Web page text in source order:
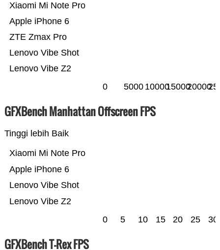
Lenovo Vibe Z2
Lenovo Vibe Shot
ZTE Zmax Pro
Apple iPhone 6
Xiaomi Mi Note Pro
0 5000 100001500020000
GFXBench Manhattan Offscreen FPS
Tinggi lebih Baik
Lenovo Vibe Z2
Lenovo Vibe Shot
Apple iPhone 6
Xiaomi Mi Note Pro
0 5 10 15 20 25 30
GFXBench T-Rex FPS